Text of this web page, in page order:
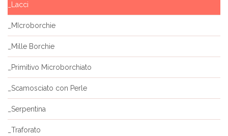
_Lacci
_MIcroborchie
_Mille Borchie
_Primitivo Microborchiato
_Scamosciato con Perle
_Serpentina
_Traforato